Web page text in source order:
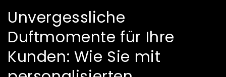
Unvergessliche
Duftmomente für Ihre
Kunden: Wie Sie mit